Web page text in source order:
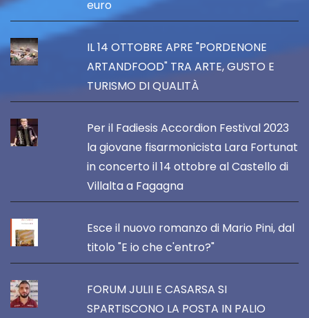
euro
IL 14 OTTOBRE APRE "PORDENONE
ARTANDFOOD" TRA ARTE, GUSTO E
TURISMO DI QUALITÀ
Per il Fadiesis Accordion Festival 2023
la giovane fisarmonicista Lara Fortunat
in concerto il 14 ottobre al Castello di
Villalta a Fagagna
Esce il nuovo romanzo di Mario Pini, dal
titolo "E io che c'entro?"
FORUM JULII E CASARSA SI
SPARTISCONO LA POSTA IN PALIO